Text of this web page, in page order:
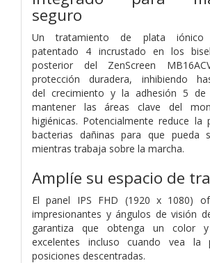
seguro
Un tratamiento de plata iónico
patentado 4 incrustado en los
posterior del ZenScreen
protección duradera, inhibiendo
del crecimiento y la adhesión 5 de
mantener las áreas clave del
higiénicas. Potencialmente reduce la
bacterias dañinas para que pueda
mientras trabaja sobre la marcha.
Amplíe su espacio de
El panel IPS FHD (1920 x 1080)
impresionantes y ángulos de visión
garantiza que obtenga un color
excelentes incluso cuando vea la
posiciones descentradas.